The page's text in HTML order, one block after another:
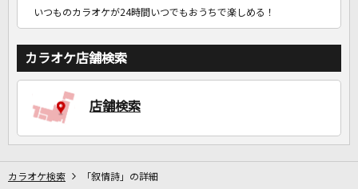
いつものカラオケが24時間いつでもおうちで楽しめる！
カラオケ店舗検索
店舗検索
カラオケ検索 「叙情詩」の詳細